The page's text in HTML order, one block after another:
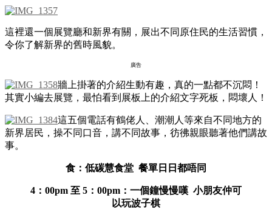
這裡還一個展覽廳和新界有關，展出不同原住民的生活習慣，
令你了解新界的舊時風貌。
廣告
牆上掛著的介紹生動有趣，真的一點都不沉悶！
其實小編去展覽，最怕看到展板上的介紹文字死板，悶壞人！
這五個電話有鶴佬人、潮潮人等來自不同地方的
新界居民，操不同口音，講不同故事，彷彿親眼聽著他們講故
事。
食：低碳慧食堂 餐單日日都唔同
4：00pm 至 5：00pm：一個鐘慢慢嘆 小朋友仲可
以玩波子棋